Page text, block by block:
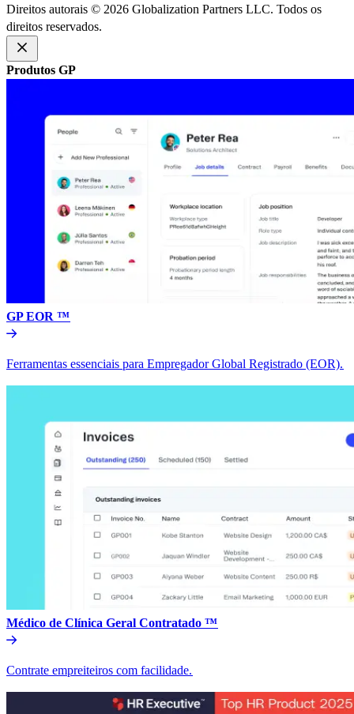
Direitos autorais © 2026 Globalization Partners LLC. Todos os
direitos reservados.​​
Produtos GP​​
GP EOR ™​​
Ferramentas essenciais para Empregador Global Registrado (EOR).​​
Médico de Clínica Geral Contratado ™​​
Contrate empreiteiros com facilidade.​​